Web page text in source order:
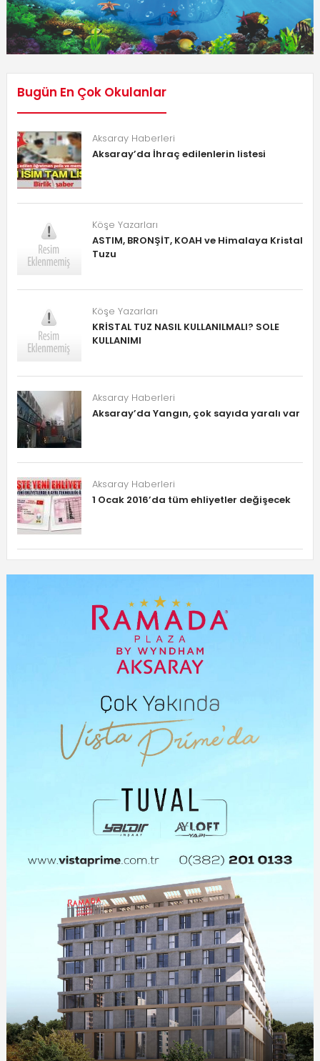
Bugün En Çok Okulanlar
Aksaray Haberleri
Aksaray’da İhraç edilenlerin listesi
Köşe Yazarları
ASTIM, BRONŞİT, KOAH ve Himalaya Kristal
Tuzu
Köşe Yazarları
KRİSTAL TUZ NASIL KULLANILMALI? SOLE
KULLANIMI
Aksaray Haberleri
Aksaray’da Yangın, çok sayıda yaralı var
Aksaray Haberleri
1 Ocak 2016’da tüm ehliyetler değişecek